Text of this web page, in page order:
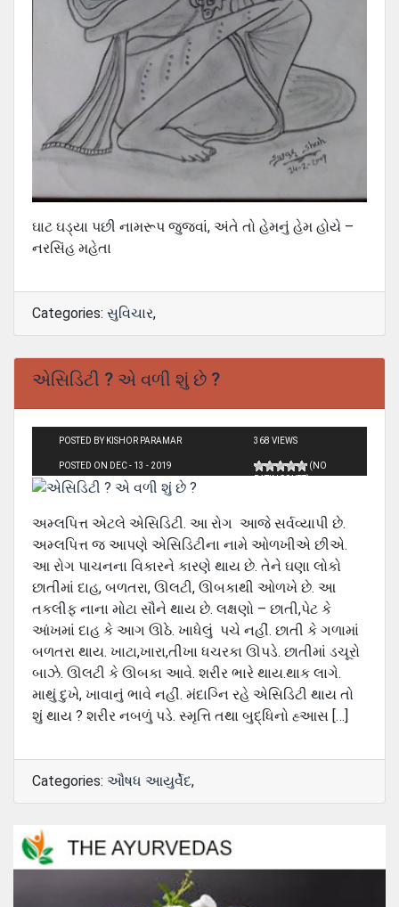
ઘાટ ઘડ્યા પછી નામરૂપ જુજવાં, અંતે તો હેમનું હેમ હોયે –
નરસિંહ મહેતા
Categories: સુવિચાર,
એસિડિટી ? એ વળી શું છે ?
POSTED BY KISHOR PARAMAR
POSTED ON DEC - 13 - 2019
368 VIEWS
(NO
RATINGS YET)
અમ્લપિત્ત એટલે એસિડિટી. આ રોગ આજે સર્વવ્યાપી છે.
અમ્લપિત્ત જ આપણે એસિડિટીના નામે ઓળખીએ છીએ.
આ રોગ પાચનના વિકારને કારણે થાય છે. તેને ઘણા લોકો
છાતીમાં દાહ, બળતરા, ઊલટી, ઊબકાથી ઓળખે છે. આ
તકલીફ નાના મોટા સૌને થાય છે. લક્ષણો – છાતી,પેટ કે
આંખમાં દાહ કે આગ ઊઠે. ખાધેલું પચે નહીં. છાતી કે ગળામાં
બળતરા થાય. ખાટા,ખારા,તીખા ધચરકા ઊપડે. છાતીમાં ડચૂરો
બાઝે. ઊલટી કે ઊબકા આવે. શરીર ભારે થાય.થાક લાગે.
માથું દુખે, ખાવાનું ભાવે નહીં. મંદાગ્નિ રહે એસિડિટી થાય તો
શું થાય ? શરીર નબળું પડે. સ્મૃત્તિ તથા બુદ્ધિનો હ્‍આસ […]
Categories: ઔષધ આયુર્વેદ,